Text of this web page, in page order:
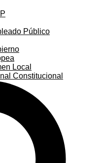
Público
Local
Constitucional